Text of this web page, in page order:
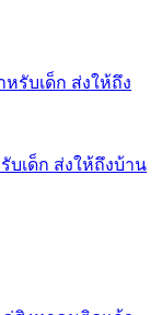
บเด็ก ส่งให้ถึงบ้าน